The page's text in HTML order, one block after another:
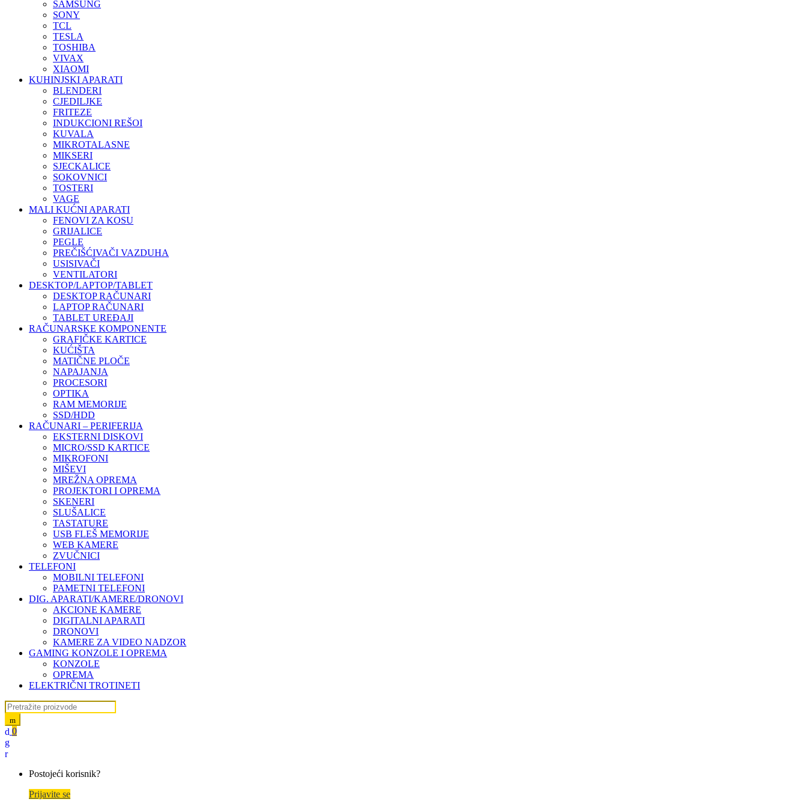
SAMSUNG
SONY
TCL
TESLA
TOSHIBA
VIVAX
XIAOMI
KUHINJSKI APARATI
BLENDERI
CJEDILJKE
FRITEZE
INDUKCIONI REŠOI
KUVALA
MIKROTALASNE
MIKSERI
SJECKALICE
SOKOVNICI
TOSTERI
VAGE
MALI KUĆNI APARATI
FENOVI ZA KOSU
GRIJALICE
PEGLE
PREČIŠĆIVAČI VAZDUHA
USISIVAČI
VENTILATORI
DESKTOP/LAPTOP/TABLET
DESKTOP RAČUNARI
LAPTOP RAČUNARI
TABLET UREĐAJI
RAČUNARSKE KOMPONENTE
GRAFIČKE KARTICE
KUĆIŠTA
MATIČNE PLOČE
NAPAJANJA
PROCESORI
OPTIKA
RAM MEMORIJE
SSD/HDD
RAČUNARI – PERIFERIJA
EKSTERNI DISKOVI
MICRO/SSD KARTICE
MIKROFONI
MIŠEVI
MREŽNA OPREMA
PROJEKTORI I OPREMA
SKENERI
SLUŠALICE
TASTATURE
USB FLEŠ MEMORIJE
WEB KAMERE
ZVUČNICI
TELEFONI
MOBILNI TELEFONI
PAMETNI TELEFONI
DIG. APARATI/KAMERE/DRONOVI
AKCIONE KAMERE
DIGITALNI APARATI
DRONOVI
KAMERE ZA VIDEO NADZOR
GAMING KONZOLE I OPREMA
KONZOLE
OPREMA
ELEKTRIČNI TROTINETI
Search for:
0
My
Postojeći korisnik?
Prijavite se